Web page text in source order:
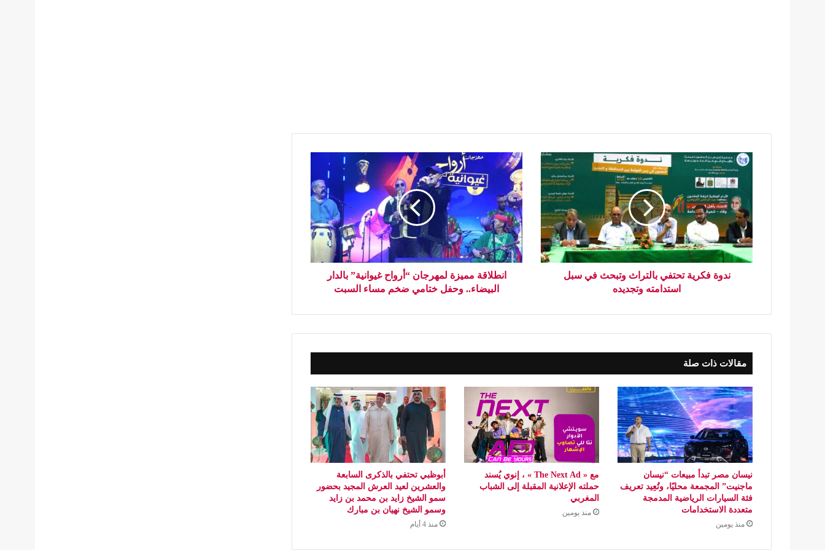
ندوة فكرية تحتفي بالتراث وتبحث في سبل
استدامته وتجديده
انطلاقة مميزة لمهرجان “أرواح غيوانية” بالدار
البيضاء.. وحفل ختامي ضخم مساء السبت
مقالات ذات صلة
نيسان مصر تبدأ مبيعات “نيسان
ماجنيت” المجمعة محليًا، وتُعِيد تعريف
فئة السيارات الرياضية المدمجة
متعددة الاستخدامات
منذ يومين
مع « The Next Ad » ، إنوي يُسند
حملته الإعلانية المقبلة إلى الشباب
المغربي
منذ يومين
أبوظبي تحتفي بالذكرى السابعة
والعشرين لعيد العرش المجيد بحضور
سمو الشيخ زايد بن محمد بن زايد
وسمو الشيخ نهيان بن مبارك
منذ 4 أيام